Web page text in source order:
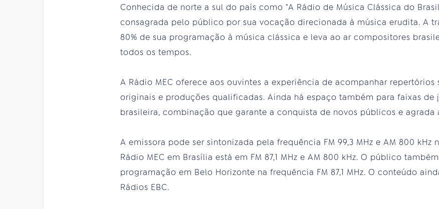
Conhecida de norte a sul do país como "A Rádio de Música Clássica do
consagrada pelo público por sua vocação direcionada à música erudita. A
80% de sua programação à música clássica e leva ao ar compositores
todos os tempos.
A Rádio MEC oferece aos ouvintes a experiência de acompanhar
originais e produções qualificadas. Ainda há espaço também para faixas de
brasileira, combinação que garante a conquista de novos públicos e agrada
A emissora pode ser sintonizada pela frequência FM 99,3 MHz e AM 800 kHz
Rádio MEC em Brasília está em FM 87,1 MHz e AM 800 kHz. O público
programação em Belo Horizonte na frequência FM 87,1 MHz. O conteúdo
Rádios EBC.